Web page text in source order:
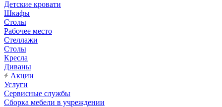
Детские кровати
Шкафы
Столы
Рабочее место
Стеллажи
Столы
Кресла
Диваны
Акции
Услуги
Сервисные службы
Сборка мебели в учреждении